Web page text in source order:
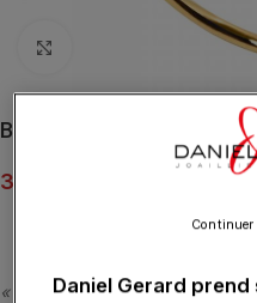
Bague Morganne Bello
390.00
« L’Agate blanche peut être
Daniel Gerard
Continuer